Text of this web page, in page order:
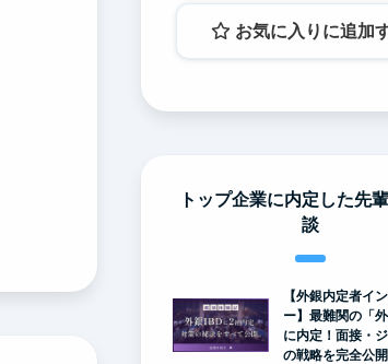
お気に入りに追加
トップ企業に内定した先
談
【外銀内定者イ
ー】最難関の「外
に内定！面接・
の戦略を完全公開